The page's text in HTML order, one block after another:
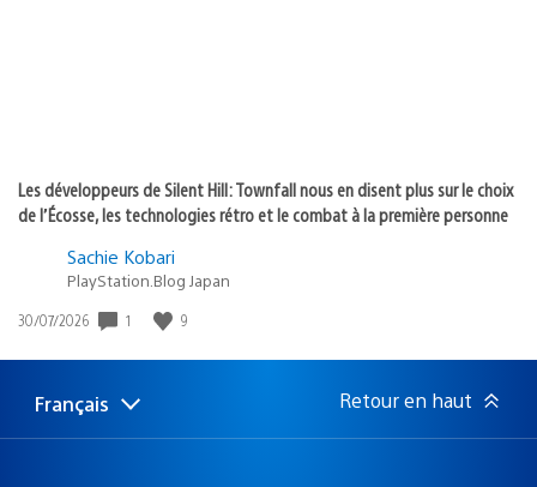
Les développeurs de Silent Hill: Townfall nous en disent plus sur le choix
de l’Écosse, les technologies rétro et le combat à la première personne
Sachie Kobari
PlayStation.Blog Japan
Date
publication
30/07/2026 1 9
Choisir
une
Région
actuelle
Français Retour en haut